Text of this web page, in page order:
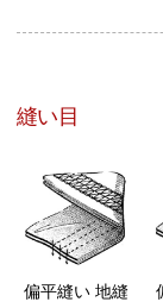
縫い目
偏平縫い 地縫